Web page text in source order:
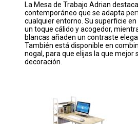
La Mesa de Trabajo Adrian
contemporáneo que se adapta
cualquier entorno. Su superficie
un toque cálido y acogedor,
blancas añaden un contraste
También está disponible en
nogal, para que elijas la que mejor
decoración.